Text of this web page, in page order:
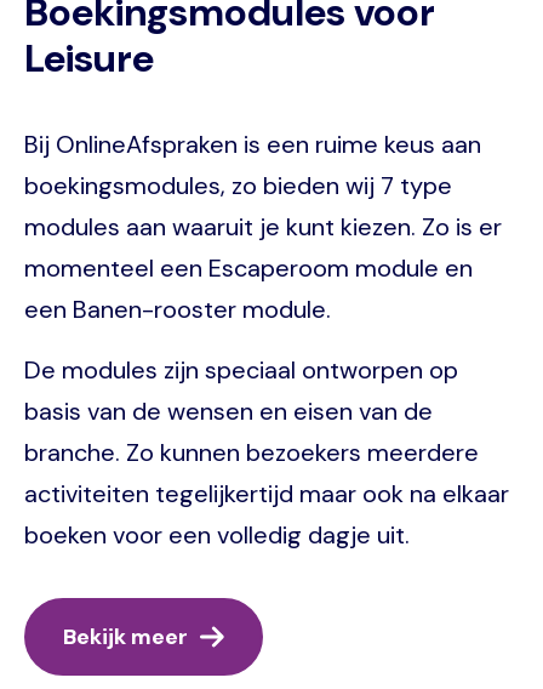
Boekingsmodules voor
Leisure
Bij OnlineAfspraken is een ruime keus aan
boekingsmodules, zo bieden wij 7 type
modules aan waaruit je kunt kiezen. Zo is er
momenteel een Escaperoom module en
een Banen-rooster module.
De modules zijn speciaal ontworpen op
basis van de wensen en eisen van de
branche. Zo kunnen bezoekers meerdere
activiteiten tegelijkertijd maar ook na elkaar
boeken voor een volledig dagje uit.
Bekijk meer